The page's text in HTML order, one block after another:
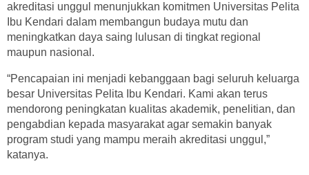
akreditasi unggul menunjukkan komitmen Universitas Pelita
Ibu Kendari dalam membangun budaya mutu dan
meningkatkan daya saing lulusan di tingkat regional
maupun nasional.
“Pencapaian ini menjadi kebanggaan bagi seluruh keluarga
besar Universitas Pelita Ibu Kendari. Kami akan terus
mendorong peningkatan kualitas akademik, penelitian, dan
pengabdian kepada masyarakat agar semakin banyak
program studi yang mampu meraih akreditasi unggul,”
katanya.